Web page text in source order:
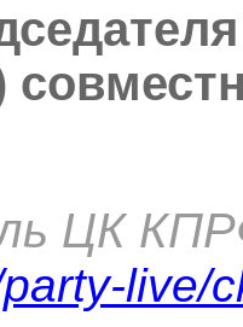
ЦК
live/